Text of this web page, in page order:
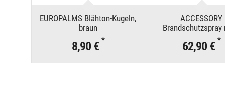
EUROPALMS Blähton-Kugeln,
braun
8,90 € *
ACCESSORY
Brandschutzspray
DIN4102/B1, 1l
62,90 € *